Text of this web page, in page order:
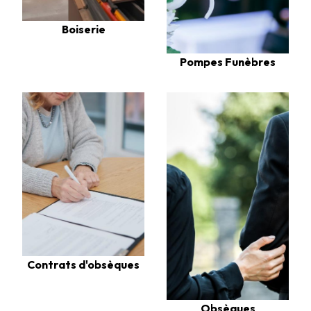
Boiserie
Pompes Funèbres
Contrats d'obsèques